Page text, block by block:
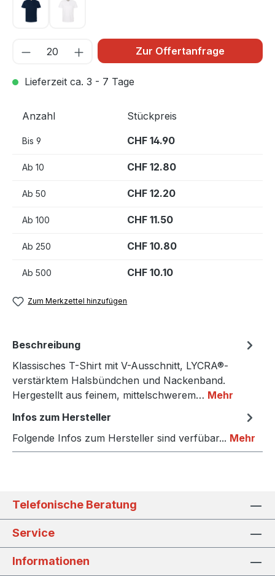
tinte 034
Zur Offertanfrage
Lieferzeit ca. 3 - 7 Tage
Anzahl Stückpreis
Bis 9 CHF 14.90
Ab 10 CHF 12.80
Ab 50 CHF 12.20
Ab 100 CHF 11.50
Ab 250 CHF 10.80
Ab 500 CHF 10.10
Zum Merkzettel hinzufügen
Beschreibung
Klassisches T-Shirt mit V-Ausschnitt, LYCRA®-
verstärktem Halsbündchen und Nackenband.
Hergestellt aus feinem, mittelschwerem… Mehr
Infos zum Hersteller
Folgende Infos zum Hersteller sind verfübar... Mehr
Telefonische Beratung
Service
Informationen